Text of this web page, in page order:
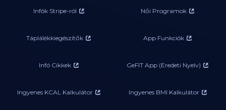
Infók Stripe-ról Női Programok
Táplálékkiegészítők App Funkciók
Infó Cikkek GeFIT App (Eredeti Nyelv)
Ingyenes KCAL Kalkulátor Ingyenes BMI Kalkulátor